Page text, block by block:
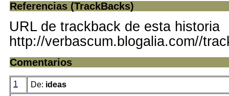
Referencias (TrackBacks)
URL de trackback de esta historia
http://verbascum.blogalia.com//
Comentarios
1 De: ideas